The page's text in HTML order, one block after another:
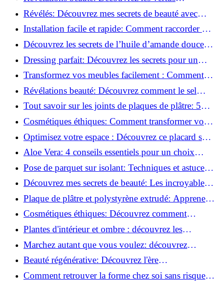
insoupçonnées de l'huile de coco!
Révélés: Découvrez mes secrets de beauté avec
l'huile de ricin!
Installation facile et rapide: Comment raccorder un
luminaire au plafond!
Découvrez les secrets de l’huile d’amande douce :
Pourquoi vous devez l'adopter!
Dressing parfait: Découvrez les secrets pour un
rangement optimal!
Transformez vos meubles facilement : Comment
installer des roulettes en un clin d'œil !
Révélations beauté: Découvrez comment le sel
transforme votre routine!
Tout savoir sur les joints de plaques de plâtre: 5
questions clés pour comprendre les fissures!
Cosmétiques éthiques: Comment transformer votre
routine beauté!
Optimisez votre espace : Découvrez ce placard sous
rampant à portes coulissantes!
Aloe Vera: 4 conseils essentiels pour un choix
parfait!
Pose de parquet sur isolant: Techniques et astuces
pour un sol parfait!
Découvrez mes secrets de beauté: Les incroyables
vertus du raisin!
Plaque de plâtre et polystyrène extrudé: Apprenez
à les coller efficacement!
Cosmétiques éthiques: Découvrez comment
transformer votre routine beauté!
Plantes d'intérieur et ombre : découvrez les
meilleures pour votre maison !
Marchez autant que vous voulez: découvrez
pourquoi c'est bénéfique!
Beauté régénérative: Découvrez l'ère
révolutionnaire de la cosmétique verte!
Comment retrouver la forme chez soi sans risque